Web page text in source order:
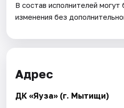
В состав исполнителей могут
изменения без
Адрес
ДК «Яуза» (г. Мытищи)